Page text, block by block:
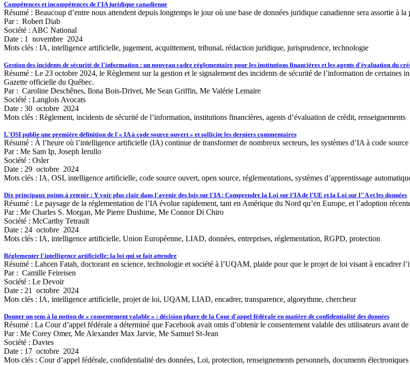
Compétences et incompétences de l'IA juridique canadienne
Résumé : Beaucoup d’entre nous attendent depuis longtemps le jour où une base de données juridique canadienne sera assortie à
Par : Robert Diab
Société : ABC National
Date : 1 novembre 2024
Mots clés : IA, intelligence artificielle, jugement, acquittement, tribunal, rédaction juridique, jurisprudence, technologie
Gestion des incidents de sécurité de l'information : un nouveau cadre réglementaire pour les institutions financières et les agents d'évaluation du
Résumé : Le 23 octobre 2024, le Règlement sur la gestion et le signalement des incidents de sécurité de l’information de certaines
Gazette officielle du Québec.
Par : Caroline Deschênes, Ilona Bois-Drivet, Me Sean Griffin, Me Valérie Lemaire
Société : Langlois Avocats
Date : 30 octobre 2024
Mots clés : Règlement, incidents de sécurité de l’information, institutions financières, agents d’évaluation de crédit, renseignements
L'OSI publie une première définition de l'« IA à code source ouvert » et sollicite les derniers commentaires
Résumé : À l’heure où l’intelligence artificielle (IA) continue de transformer de nombreux secteurs, les systèmes d’IA à code
Par : Me Sam Ip, Joseph Ierullo
Société : Osler
Date : 29 octobre 2024
Mots clés : IA, OSI, intelligence artificielle, code source ouvert, open source, réglementations, systèmes d’apprentissage
Dix principaux points à retenir : Y voir plus clair dans l'avenir des lois sur l'IA : Comprendre la Loi sur l’IA de l'UE et la Loi sur l’'A et les données
Résumé : Le paysage de la réglementation de l’IA évolue rapidement, tant en Amérique du Nord qu’en Europe, et l’adoption
Par : Me Charles S. Morgan, Me Pierre Dushime, Me Connor Di Chiro
Société : McCarthy Tetrault
Date : 24 octobre 2024
Mots clés : IA, intelligence artificielle, Union Européenne, LIAD, données, entreprises, réglementation, RGPD, protection
Réglementer l'intelligence artificielle: la loi qui se fait attendre
Résumé : Lahcen Fatah, doctorant en science, technologie et société à l’UQAM, plaide pour que le projet de loi visant à encadrer
Par : Camille Feireisen
Société : Le Devoir
Date : 21 octobre 2024
Mots clés : IA, intelligence artificielle, projet de loi, UQAM, LIAD, encadrer, transparence, algorythme, chercheur
Donner un sens à la notion de « consentement valable » : décision phare de la Cour d'appel fédérale en matière de confidentialité des données
Résumé : La Cour d’appel fédérale a déterminé que Facebook avait omis d’obtenir le consentement valable des utilisateurs avant
Par : Me Corey Omer, Me Alexander Max Jarvie, Me Samuel St-Jean
Société : Davies
Date : 17 octobre 2024
Mots clés : Cour d’appel fédérale, confidentialité des données, Loi, protection, renseignements personnels, documents électroniques